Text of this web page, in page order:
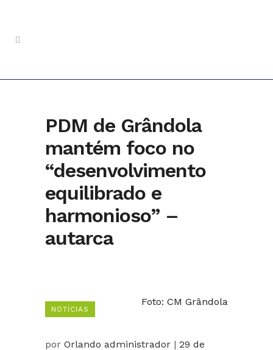
PDM de Grândola
mantém foco no
“desenvolvimento
equilibrado e
harmonioso” –
autarca
Foto: CM Grândola
NOTÍCIAS
por Orlando administrador | 29 de